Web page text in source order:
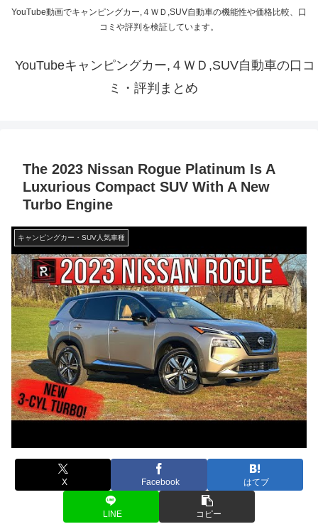
YouTube動画でキャンピングカー,４ＷＤ,SUV自動車の機能性や価格比較、口
コミや評判を検証しています。
YouTubeキャンピングカー,４ＷＤ,SUV自動車の口コ
ミ・評判まとめ
The 2023 Nissan Rogue Platinum Is A
Luxurious Compact SUV With A New
Turbo Engine
キャンピングカー・SUV人気車種
X Facebook はてブ
LINE コピー